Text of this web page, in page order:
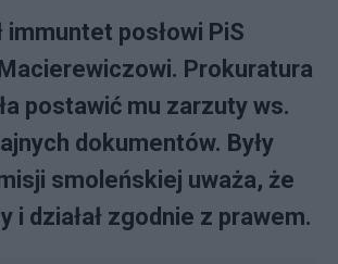
immuntet posłowi PiS
Prokuratura
postawić mu zarzuty ws.
dokumentów. Były
smoleńskiej uważa, że
i działał zgodnie z prawem.